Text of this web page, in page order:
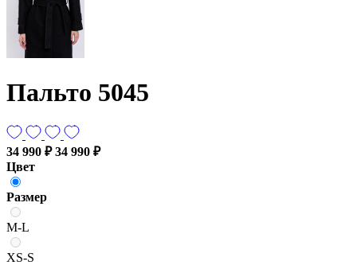
Пальто 5045
34 990 ₽ 34 990 ₽
Цвет
Размер
M-L
XS-S